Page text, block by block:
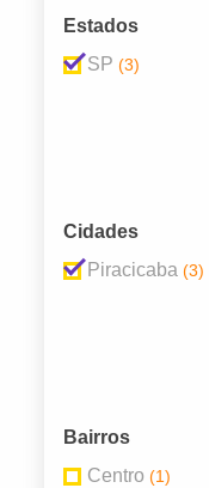
Estados
SP (3)
Cidades
Piracicaba (3)
Bairros
Centro (1)